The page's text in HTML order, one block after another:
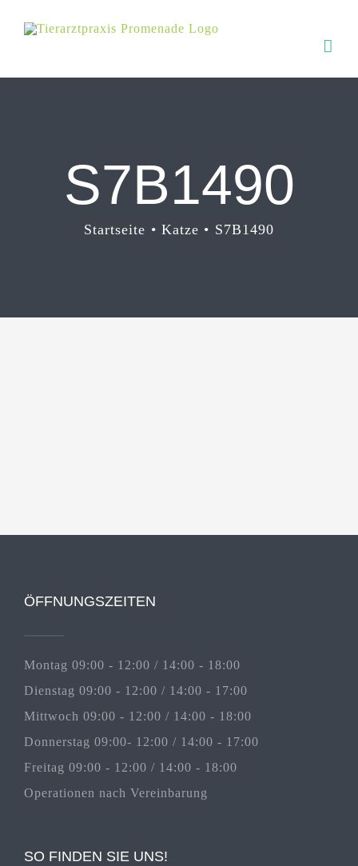
Inhalt
S7B1490
Startseite Katze S7B1490
ÖFFNUNGSZEITEN
Montag 09:00 - 12:00 / 14:00 - 18:00
Dienstag 09:00 - 12:00 / 14:00 - 17:00
Mittwoch 09:00 - 12:00 / 14:00 - 18:00
Donnerstag 09:00- 12:00 / 14:00 - 17:00
Freitag 09:00 - 12:00 / 14:00 - 18:00
Operationen nach Vereinbarung
SO FINDEN SIE UNS!